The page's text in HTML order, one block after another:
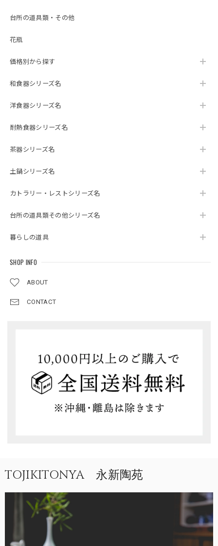
台所の道具類・その他
花瓶
価格別から探す
和食器シリーズ名
洋食器シリーズ名
耐熱食器シリーズ名
茶器シリーズ名
土鍋シリーズ名
カトラリー・レストシリーズ名
台所の道具類その他シリーズ名
暮らしの道具
SHOP INFO
ABOUT
CONTACT
TOJIKITONYA 永新陶苑